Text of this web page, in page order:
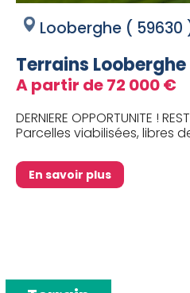
Looberghe ( 59630
Terrains Looberghe
A partir de 72 000 €
DERNIERE OPPORTUNITE !
Parcelles viabilisées, libres
En savoir plus